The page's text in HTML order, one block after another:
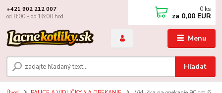
Menu
Hľadať
+421 902 212 007
od 8:00 - do 16:00 hod
0 ks
za 0,00 EUR